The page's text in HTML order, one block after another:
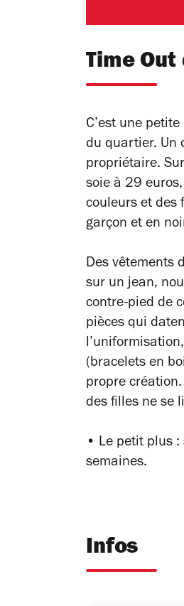
Time Out
C’est une
du quartier. Un
propriétaire.
soie à 29
couleurs et des
garçon et en
Des vêtements
sur un jean,
contre-pied de
pièces qui
(bracelets en
propre
des filles ne se
• Le petit plus
semaines.
Infos